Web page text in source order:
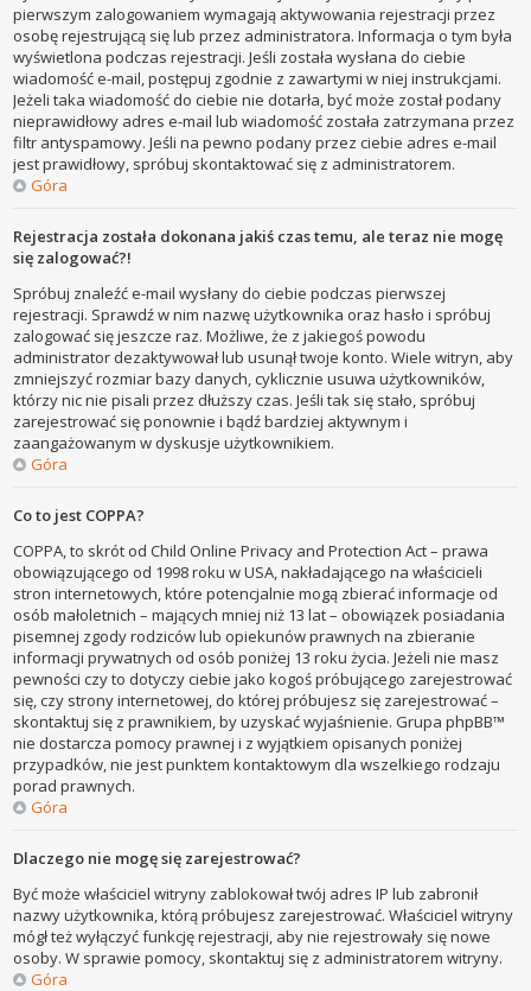
pierwszym zalogowaniem wymagają aktywowania rejestracji przez
osobę rejestrującą się lub przez administratora. Informacja o tym była
wyświetlona podczas rejestracji. Jeśli została wysłana do ciebie
wiadomość e-mail, postępuj zgodnie z zawartymi w niej instrukcjami.
Jeżeli taka wiadomość do ciebie nie dotarła, być może został podany
nieprawidłowy adres e-mail lub wiadomość została zatrzymana przez
filtr antyspamowy. Jeśli na pewno podany przez ciebie adres e-mail
jest prawidłowy, spróbuj skontaktować się z administratorem.
Góra
Rejestracja została dokonana jakiś czas temu, ale teraz nie mogę
się zalogować?!
Spróbuj znaleźć e-mail wysłany do ciebie podczas pierwszej
rejestracji. Sprawdź w nim nazwę użytkownika oraz hasło i spróbuj
zalogować się jeszcze raz. Możliwe, że z jakiegoś powodu
administrator dezaktywował lub usunął twoje konto. Wiele witryn, aby
zmniejszyć rozmiar bazy danych, cyklicznie usuwa użytkowników,
którzy nic nie pisali przez dłuższy czas. Jeśli tak się stało, spróbuj
zarejestrować się ponownie i bądź bardziej aktywnym i
zaangażowanym w dyskusje użytkownikiem.
Góra
Co to jest COPPA?
COPPA, to skrót od Child Online Privacy and Protection Act – prawa
obowiązującego od 1998 roku w USA, nakładającego na właścicieli
stron internetowych, które potencjalnie mogą zbierać informacje od
osób małoletnich – mających mniej niż 13 lat – obowiązek posiadania
pisemnej zgody rodziców lub opiekunów prawnych na zbieranie
informacji prywatnych od osób poniżej 13 roku życia. Jeżeli nie masz
pewności czy to dotyczy ciebie jako kogoś próbującego zarejestrować
się, czy strony internetowej, do której próbujesz się zarejestrować –
skontaktuj się z prawnikiem, by uzyskać wyjaśnienie. Grupa phpBB™
nie dostarcza pomocy prawnej i z wyjątkiem opisanych poniżej
przypadków, nie jest punktem kontaktowym dla wszelkiego rodzaju
porad prawnych.
Góra
Dlaczego nie mogę się zarejestrować?
Być może właściciel witryny zablokował twój adres IP lub zabronił
nazwy użytkownika, którą próbujesz zarejestrować. Właściciel witryny
mógł też wyłączyć funkcję rejestracji, aby nie rejestrowały się nowe
osoby. W sprawie pomocy, skontaktuj się z administratorem witryny.
Góra